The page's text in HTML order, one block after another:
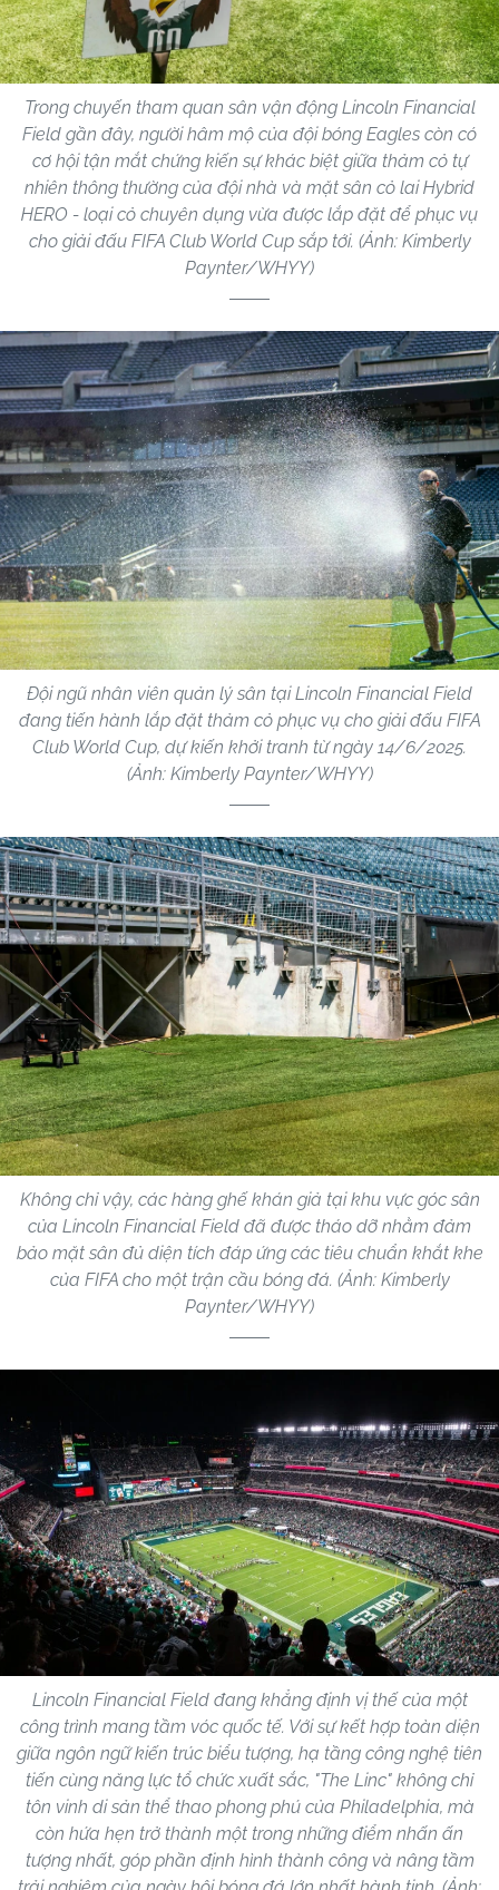
Trong chuyến tham quan sân vận động Lincoln Financial
Field gần đây, người hâm mộ của đội bóng Eagles còn có
cơ hội tận mắt chứng kiến sự khác biệt giữa thảm cỏ tự
nhiên thông thường của đội nhà và mặt sân cỏ lai Hybrid
HERO - loại cỏ chuyên dụng vừa được lắp đặt để phục vụ
cho giải đấu FIFA Club World Cup sắp tới. (Ảnh: Kimberly
Paynter/WHYY)
Đội ngũ nhân viên quản lý sân tại Lincoln Financial Field
đang tiến hành lắp đặt thảm cỏ phục vụ cho giải đấu FIFA
Club World Cup, dự kiến khởi tranh từ ngày 14/6/2025.
(Ảnh: Kimberly Paynter/WHYY)
Không chỉ vậy, các hàng ghế khán giả tại khu vực góc sân
của Lincoln Financial Field đã được tháo dỡ nhằm đảm
bảo mặt sân đủ diện tích đáp ứng các tiêu chuẩn khắt khe
của FIFA cho một trận cầu bóng đá. (Ảnh: Kimberly
Paynter/WHYY)
Lincoln Financial Field đang khẳng định vị thế của một
công trình mang tầm vóc quốc tế. Với sự kết hợp toàn diện
giữa ngôn ngữ kiến trúc biểu tượng, hạ tầng công nghệ tiên
tiến cùng năng lực tổ chức xuất sắc, "The Linc" không chỉ
tôn vinh di sản thể thao phong phú của Philadelphia, mà
còn hứa hẹn trở thành một trong những điểm nhấn ấn
tượng nhất, góp phần định hình thành công và nâng tầm